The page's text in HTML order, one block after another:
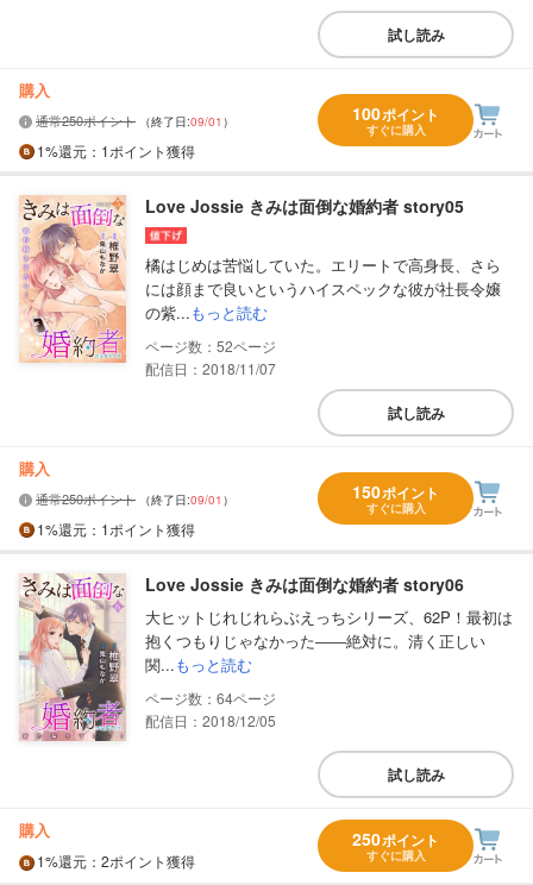
試し読み
購入
通常250ポイント （終了日:09/01 ）
1%還元 ：1ポイント獲得
100ポイント
すぐに購入
Love Jossie きみは面倒な婚約者 story05
橘はじめは苦悩していた。エリートで高身長、さら
には顔まで良いというハイスペックな彼が社長令嬢
の紫...もっと読む
52
配信日：2018/11/07
試し読み
購入
通常250ポイント （終了日:09/01 ）
1%還元 ：1ポイント獲得
150ポイント
すぐに購入
Love Jossie きみは面倒な婚約者 story06
大ヒットじれじれらぶえっちシリーズ、62P！最初は
抱くつもりじゃなかった――絶対に。清く正しい
関...もっと読む
64
配信日：2018/12/05
試し読み
購入
1%還元 ：2ポイント獲得
250ポイント
すぐに購入